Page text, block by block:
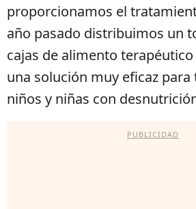
proporcionamos el
año pasado distribuimos un
cajas de alimento
una solución muy eficaz para
niños y niñas con
PUBLICIDAD